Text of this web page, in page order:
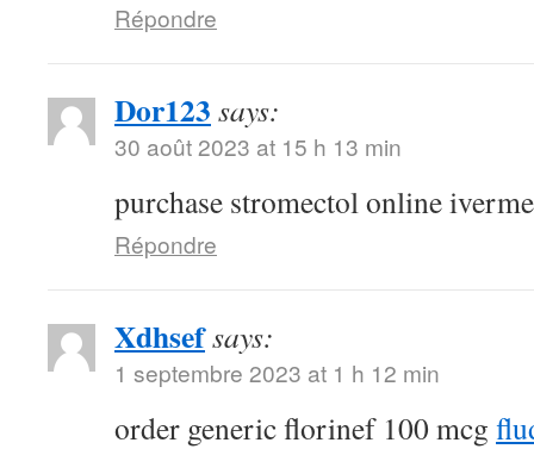
Répondre
Dor123 says:
30 août 2023 at 15 h 13 min
purchase stromectol online
Répondre
Xdhsefsays:
1 septembre 2023 at 1 h 12 min
order generic florinef 100 mcg